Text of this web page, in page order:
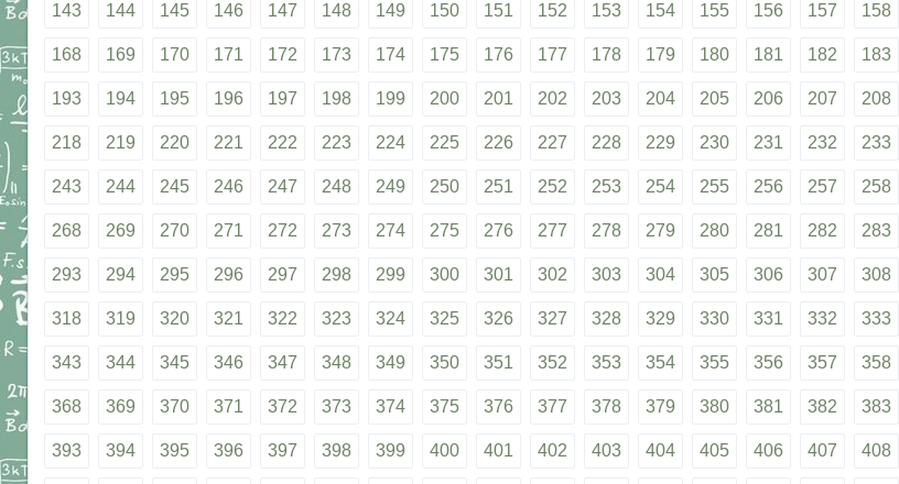
143 144 145 146 147 148 149 150 151 152 153 154 155 156 157 158
168 169 170 171 172 173 174 175 176 177 178 179 180 181 182 183
193 194 195 196 197 198 199 200 201 202 203 204 205 206 207 208
218 219 220 221 222 223 224 225 226 227 228 229 230 231 232 233
243 244 245 246 247 248 249 250 251 252 253 254 255 256 257 258
268 269 270 271 272 273 274 275 276 277 278 279 280 281 282 283
293 294 295 296 297 298 299 300 301 302 303 304 305 306 307 308
318 319 320 321 322 323 324 325 326 327 328 329 330 331 332 333
343 344 345 346 347 348 349 350 351 352 353 354 355 356 357 358
368 369 370 371 372 373 374 375 376 377 378 379 380 381 382 383
393 394 395 396 397 398 399 400 401 402 403 404 405 406 407 408